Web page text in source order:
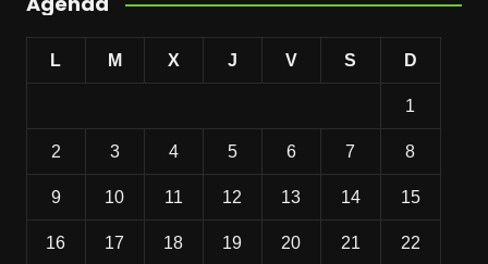
L M X J V S D
1
2 3 4 5 6 7 8
9 10 11 12 13 14 15
16 17 18 19 20 21 22